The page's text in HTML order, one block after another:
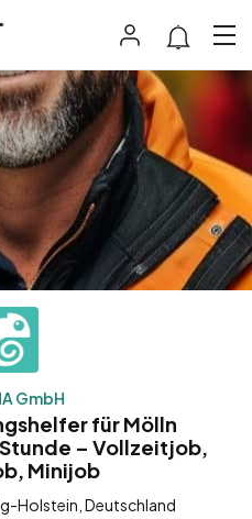
GmbH
für Mölln
– Vollzeitjob,
Minijob
Holstein, Deutschland